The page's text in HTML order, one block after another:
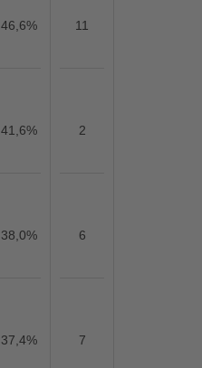
46,6% 11
41,6% 2
38,0% 6
37,4% 7